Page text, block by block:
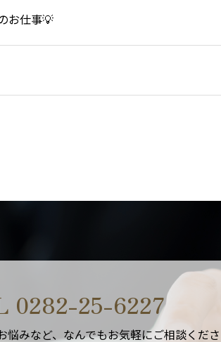
お仕事💡
0282-25-6227
悩みなど、なんでもお気軽にご相談くだ